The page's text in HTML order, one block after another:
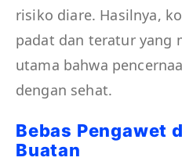
risiko diare. Hasilnya,
padat dan teratur yang
utama bahwa
dengan sehat.
Bebas Pengawet
Buatan